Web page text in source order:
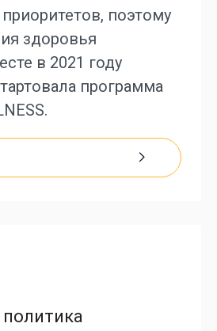
поэтому
здоровья
в 2021 году
программа